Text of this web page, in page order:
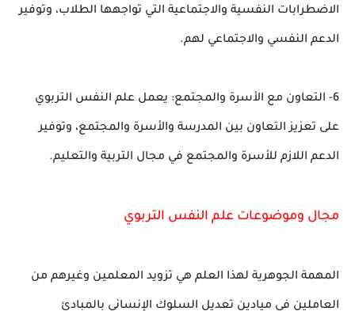
الاضطرابات النفسية والاجتماعية التي تواجهها الطلاب، وتوفير
الدعم النفسي والاجتماعي لهم.
6- التعاون مع الأسرة والمجتمع: يعمل علم النفس التربوي
على تعزيز التعاون بين المدرسة والأسرة والمجتمع، وتوفير
الدعم اللازم للأسرة والمجتمع في مجال التربية والتعليم.
مجال وموضوعات علم النفس التربوي
المهمة الجوهرية لهذا العلم هي تزويد المعلمين وغيرهم من
العاملين في ميادين تعديل السلوك الإنساني بالمبادئ